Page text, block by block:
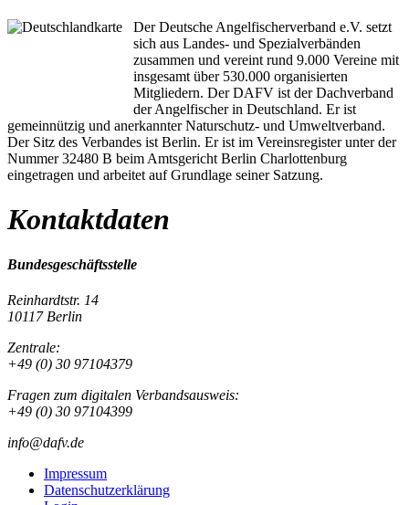
Der Deutsche Angelfischerverband e.V. setzt
sich aus Landes- und Spezialverbänden
zusammen und vereint rund 9.000 Vereine mit
insgesamt über 530.000 organisierten
Mitgliedern. Der DAFV ist der Dachverband
der Angelfischer in Deutschland. Er ist
gemeinnützig und anerkannter Naturschutz- und Umweltverband.
Der Sitz des Verbandes ist Berlin. Er ist im Vereinsregister unter der
Nummer 32480 B beim Amtsgericht Berlin Charlottenburg
eingetragen und arbeitet auf Grundlage seiner Satzung.
Kontaktdaten
Bundesgeschäftsstelle
Reinhardtstr. 14
10117 Berlin
Zentrale:
+49 (0) 30 97104379
Fragen zum digitalen Verbandsausweis:
+49 (0) 30 97104399
info@dafv.de
Impressum
Datenschutzerklärung